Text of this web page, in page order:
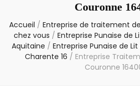
Couronne
Accueil / Entreprise de traitement
chez vous / Entreprise Punaise de
Aquitaine / Entreprise Punaise de
Charente 16 / Entreprise
Couronne